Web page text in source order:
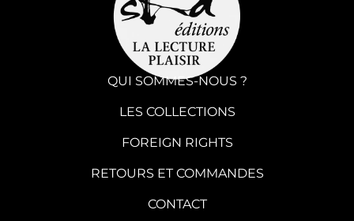
QUI SOMMES-NOUS ?
LES COLLECTIONS
FOREIGN RIGHTS
RETOURS ET COMMANDES
CONTACT